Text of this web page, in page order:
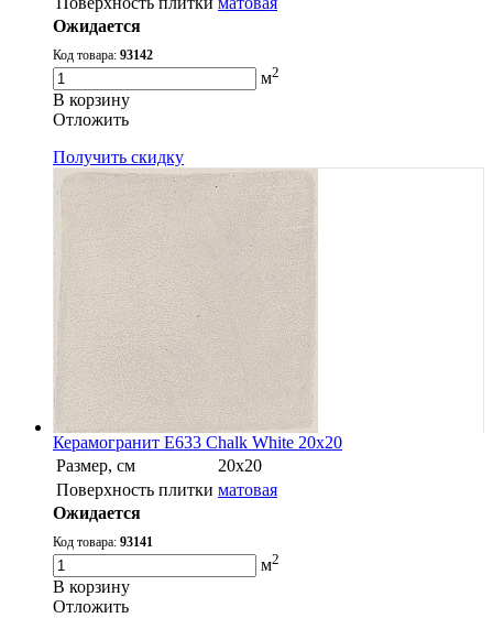
Ожидается
Код товара: 93142
м2
В корзину
Oтложить
Получить скидку
Керамогранит E633 Chalk White 20x20
Размер, см
20х20
Поверхность плитки матовая
Ожидается
Код товара: 93141
м2
В корзину
Oтложить